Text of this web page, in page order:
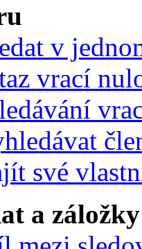
v
vrací
své
a záložky